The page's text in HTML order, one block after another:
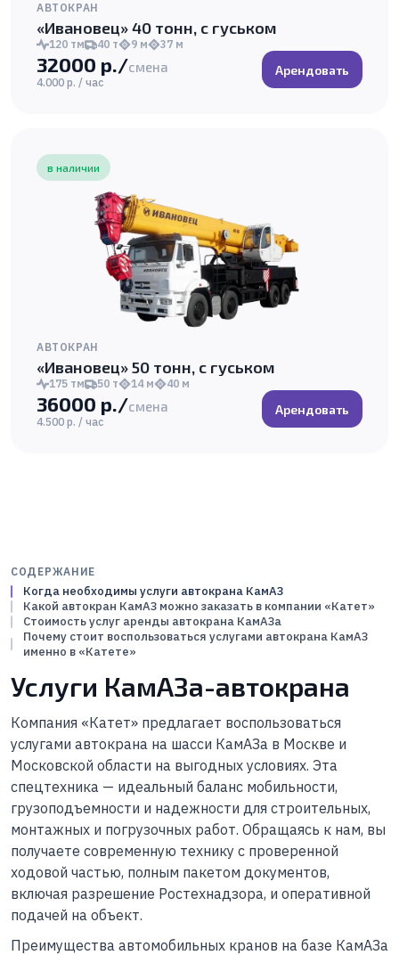
АВТОКРАН
«Ивановец» 40 тонн, с гуськом
120 тм 40 т 9 м 37 м
32000 р./смена
4.000 р. / час
Арендовать
в наличии
АВТОКРАН
«Ивановец» 50 тонн, с гуськом
175 тм 50 т 14 м 40 м
36000 р./смена
4.500 р. / час
Арендовать
СОДЕРЖАНИЕ
Когда необходимы услуги автокрана КамАЗ
Какой автокран КамАЗ можно заказать в компании «Катет»
Стоимость услуг аренды автокрана КамАЗа
Почему стоит воспользоваться услугами автокрана КамАЗ
именно в «Катете»
Услуги КамАЗа-автокрана
Компания «Катет» предлагает воспользоваться
услугами автокрана на шасси КамАЗа в Москве и
Московской области на выгодных условиях. Эта
спецтехника — идеальный баланс мобильности,
грузоподъемности и надежности для строительных,
монтажных и погрузочных работ. Обращаясь к нам, вы
получаете современную технику с проверенной
ходовой частью, полным пакетом документов,
включая разрешение Ростехнадзора, и оперативной
подачей на объект.
Преимущества автомобильных кранов на базе КамАЗа